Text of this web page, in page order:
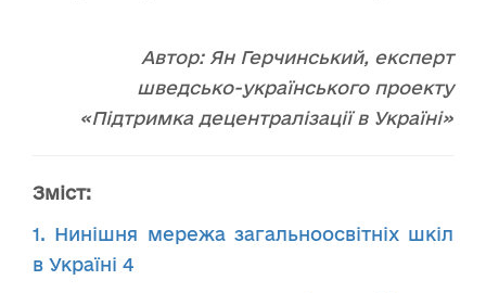
Автор: Ян Герчинський, експерт
шведсько-українського проекту
«Підтримка децентралізації в Україні»
Зміст:
1. Нинішня мережа загальноосвітніх шкіл
в Україні 4